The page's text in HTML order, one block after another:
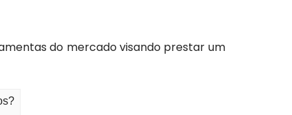
do mercado visando prestar um